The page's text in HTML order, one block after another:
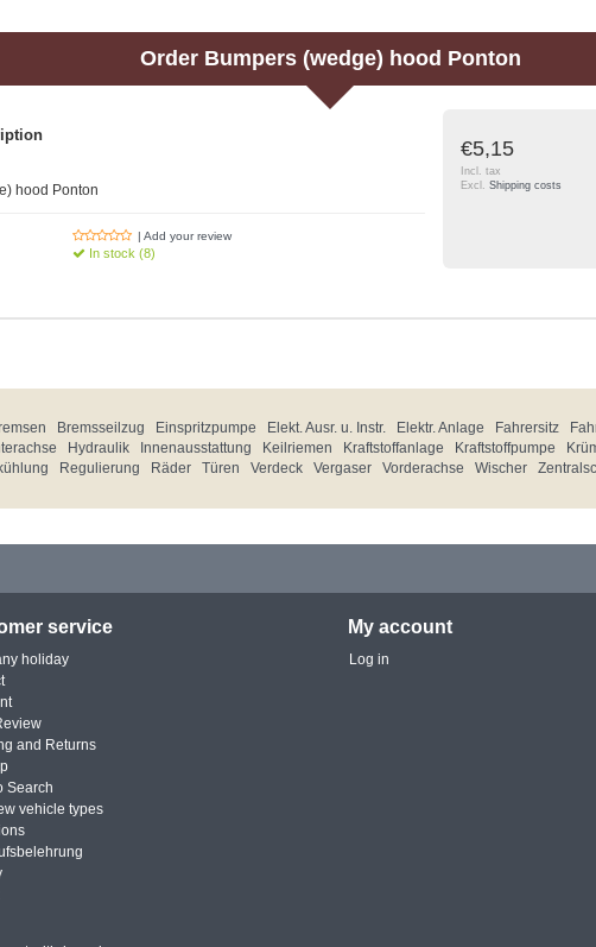
Order Bumpers (wedge) hood Ponton
hood Ponton
| Add your review
In stock (8)
€5,15
Incl. tax
Excl. Shipping costs
Bremsseilzug Einspritzpumpe Elekt. Ausr. u. Instr. Elektr. Anlage Fahrersitz
Hydraulik Innenausstattung Keilriemen Kraftstoffanlage Kraftstoffpumpe
Regulierung Räder Türen Verdeck Vergaser Vorderachse Wischer
service
holiday
and Returns
Search
vehicle types
My account
Log in